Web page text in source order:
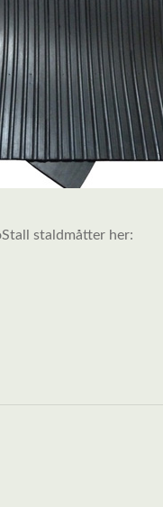
staldmåtter her: